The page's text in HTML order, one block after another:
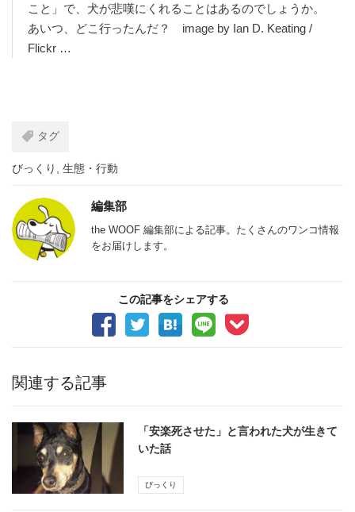
こと」で、犬が悲嘆にくれることはあるのでしょうか。
あいつ、どこ行ったんだ？ image by Ian D. Keating /
Flickr …
タグ
びっくり 生態・行動
編集部
the WOOF 編集部による記事。たくさんのワンコ情報
をお届けします。
この記事をシェアする
関連する記事
「安楽死させた」と言われた犬が生きて
いた話
びっくり